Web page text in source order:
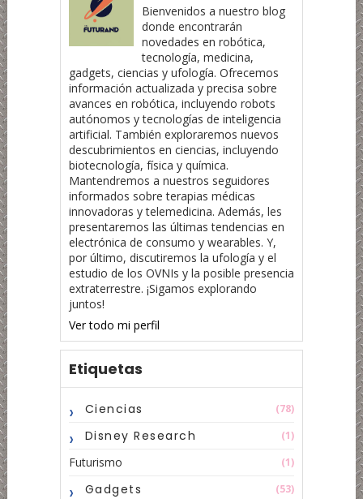
Bienvenidos a nuestro blog
donde encontrarán
novedades en robótica,
tecnología, medicina,
gadgets, ciencias y ufología. Ofrecemos
información actualizada y precisa sobre
avances en robótica, incluyendo robots
autónomos y tecnologías de inteligencia
artificial. También exploraremos nuevos
descubrimientos en ciencias, incluyendo
biotecnología, física y química.
Mantendremos a nuestros seguidores
informados sobre terapias médicas
innovadoras y telemedicina. Además, les
presentaremos las últimas tendencias en
electrónica de consumo y wearables. Y,
por último, discutiremos la ufología y el
estudio de los OVNIs y la posible presencia
extraterrestre. ¡Sigamos explorando
juntos!
Ver todo mi perfil
Etiquetas
Ciencias (78)
Disney Research (1)
Futurismo (1)
Gadgets (53)